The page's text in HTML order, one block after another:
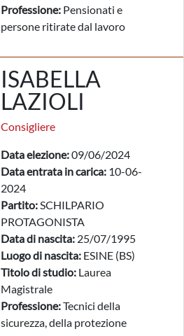
Professione: Pensionati e
persone ritirate dal lavoro
ISABELLA
LAZIOLI
Consigliere
Data elezione:09/06/2024
Data entrata in carica: 10-06-
2024
Partito:SCHILPARIO
PROTAGONISTA
Data di nascita: 25/07/1995
Luogo di nascita: ESINE (BS)
Titolo di studio: Laurea
Magistrale
Professione:Tecnici della
sicurezza, della protezione